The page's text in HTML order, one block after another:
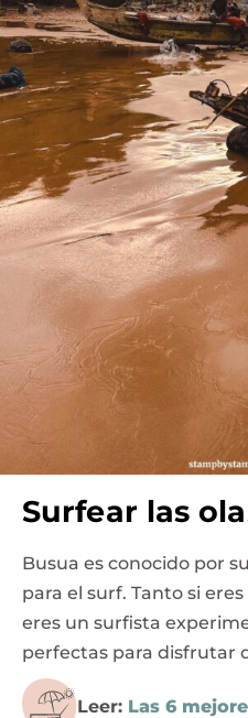
Surfear las
Busua es conocido por
para el surf. Tanto si
eres un surfista
perfectas para disfrutar
Leer: Las 6